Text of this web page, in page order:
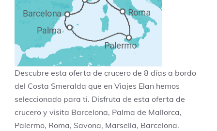
Descubre esta oferta de crucero de 8 días a bordo
del Costa Smeralda que en Viajes Elan hemos
seleccionado para ti. Disfruta de esta oferta de
crucero y visita Barcelona, Palma de Mallorca,
Palermo, Roma, Savona, Marsella, Barcelona.